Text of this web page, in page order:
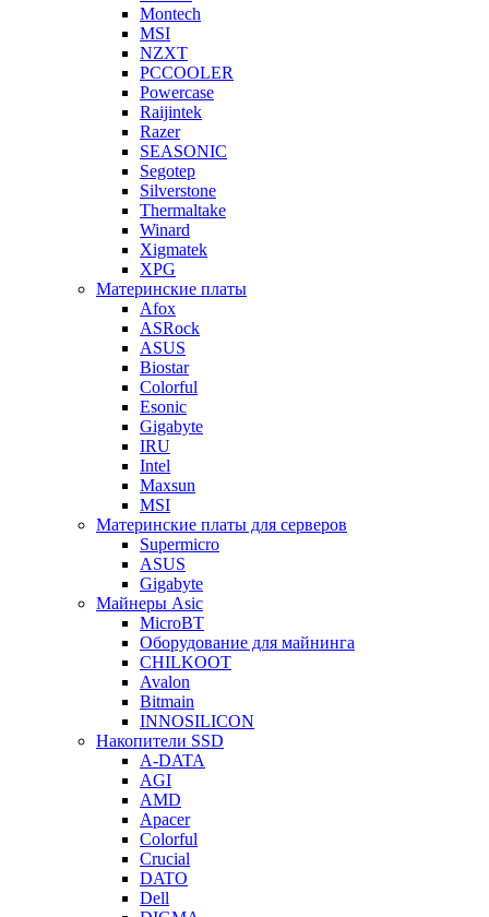
Montech
MSI
NZXT
PCCOOLER
Powercase
Raijintek
Razer
SEASONIC
Segotep
Silverstone
Thermaltake
Winard
Xigmatek
XPG
Материнские платы
Afox
ASRock
ASUS
Biostar
Colorful
Esonic
Gigabyte
IRU
Intel
Maxsun
MSI
Материнские платы для серверов
Supermicro
ASUS
Gigabyte
Майнеры Asic
MicroBT
Оборудование для майнинга
CHILKOOT
Avalon
Bitmain
INNOSILICON
Накопители SSD
A-DATA
AGI
AMD
Apacer
Colorful
Crucial
DATO
Dell